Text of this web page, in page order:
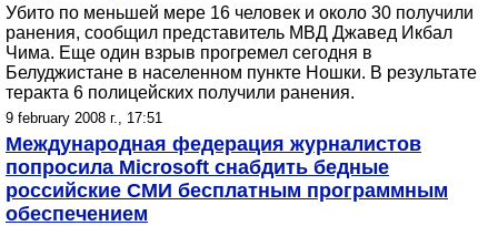
Убито по меньшей мере 16 человек и около 30 получили
ранения, сообщил представитель МВД Джавед Икбал
Чима. Еще один взрыв прогремел сегодня в
Белуджистане в населенном пункте Ношки. В результате
теракта 6 полицейских получили ранения.
9 february 2008 г., 17:51
Международная федерация журналистов
попросила Microsoft снабдить бедные
российские СМИ бесплатным программным
обеспечением